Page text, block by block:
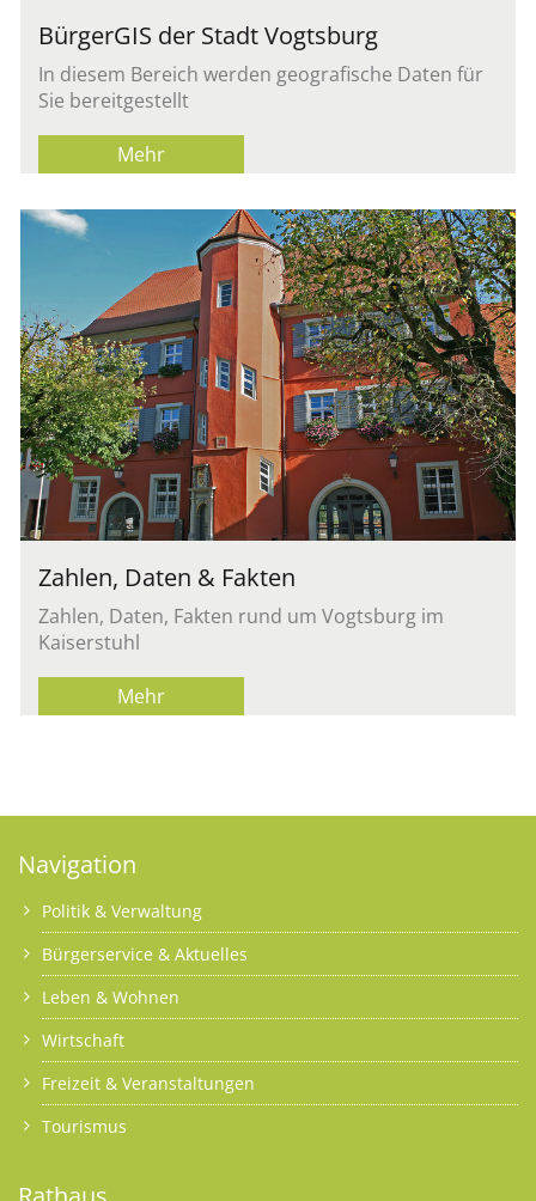
Bür­ger­GIS der Stadt Vogts­burg
In die­sem Be­reich wer­den geo­gra­fi­sche Daten für
Sie be­reit­ge­stellt
Mehr
Zahlen, Daten & Fakten
Zahlen, Daten, Fakten rund um Vogtsburg im
Kaiserstuhl
Mehr
Navigation
Politik & Verwaltung
Bürgerservice & Aktuelles
Leben & Wohnen
Wirtschaft
Freizeit & Veranstaltungen
Tourismus